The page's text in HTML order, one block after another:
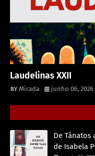
Laudelinas XXII
Mirada junho 06, 2026
De
de Isabela